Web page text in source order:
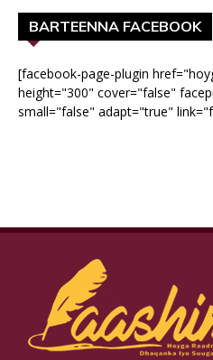
BARTEENNA FACEBOOK
[facebook-page-plugin
height="300" cover="false"
small="false" adapt="true"